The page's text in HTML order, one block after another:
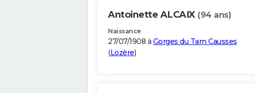
Antoinette ALCAIX (94 ans)
Naissance
27/07/1908 à Gorges du Tarn Causses
(Lozère)